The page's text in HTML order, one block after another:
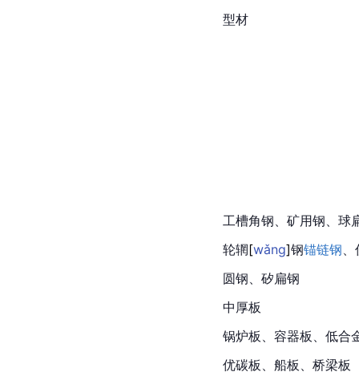
型材
工槽角钢 、矿用钢、球
轮辋[wǎng]钢锚链钢
圆钢、矽扁钢
中厚板
锅炉板、容器板、低合
优碳板、船板、 桥梁板